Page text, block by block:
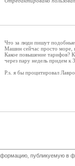
Что за люди пишут подобные
Машин сейчас просто море,
Какое повышение тарифов?
через пару недель придем к
P.s. я бы процитировал
публикуемую